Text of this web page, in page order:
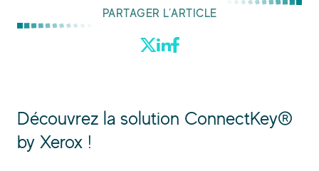
PARTAGER L’ARTICLE
Découvrez la solution ConnectKey®
by Xerox !